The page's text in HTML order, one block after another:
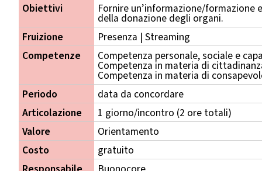
Obiettivi
Fornire un’informazione/formazione
della donazione degli organi.
Fruizione
Presenza | Streaming
Competenze
Competenza personale, sociale e
Competenza in materia di
Competenza in materia di
Periodo
data da concordare
Articolazione
1 giorno/incontro (2 ore totali)
Valore
Orientamento
Costo
gratuito